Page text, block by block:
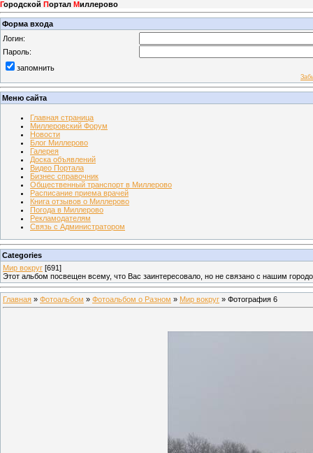
Городской Портал Миллерово
Форма входа
Логин:
Пароль:
запомнить
Меню сайта
Главная страница
Миллеровский Форум
Новости
Блог Миллерово
Галерея
Доска объявлений
Видео Портала
Бизнес справочник
Общественный транспорт в Миллерово
Расписание приема врачей
Книга отзывов о Миллерово
Погода в Миллерово
Рекламодателям
Связь с Администратором
Categories
Мир вокруг [691]
Этот альбом посвещен всему, что Вас заинтересовало, но не связано с нашим
Главная » Фотоальбом » Фотоальбом о Разном » Мир вокруг » Фотография 6